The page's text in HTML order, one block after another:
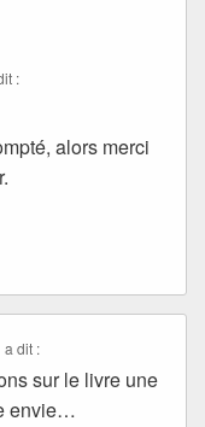
:
alors merci
a dit :
sur le livre une
envie…